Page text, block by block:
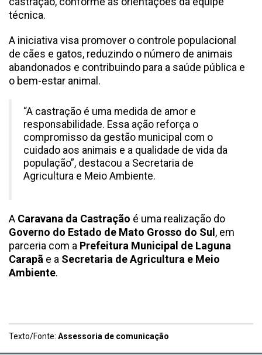
técnica.
A iniciativa visa promover o controle populacional
de cães e gatos, reduzindo o número de animais
abandonados e contribuindo para a saúde pública e
o bem-estar animal.
“A castração é uma medida de amor e
responsabilidade. Essa ação reforça o
compromisso da gestão municipal com o
cuidado aos animais e a qualidade de vida da
população”, destacou a Secretaria de
Agricultura e Meio Ambiente.
A Caravana da Castração é uma realização do
Governo do Estado de Mato Grosso do Sul , em
parceria com a Prefeitura Municipal de Laguna
Carapã e a Secretaria de Agricultura e Meio
Ambiente.
Texto/Fonte: Assessoria de comunicação